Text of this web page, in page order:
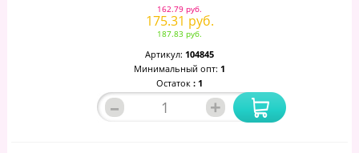
162.79 руб.
175.31 руб.
187.83 руб.
Артикул: 104845
Минимальный опт: 1
Остаток : 1
– +